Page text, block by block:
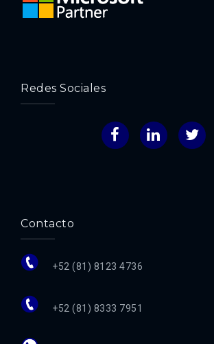
Redes Sociales
FacebookLinkedIn
Contacto
+52 (81) 8123 4736
+52 (81) 8333 7951